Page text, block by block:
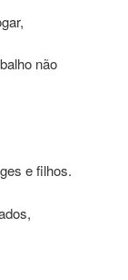
não
e filhos.